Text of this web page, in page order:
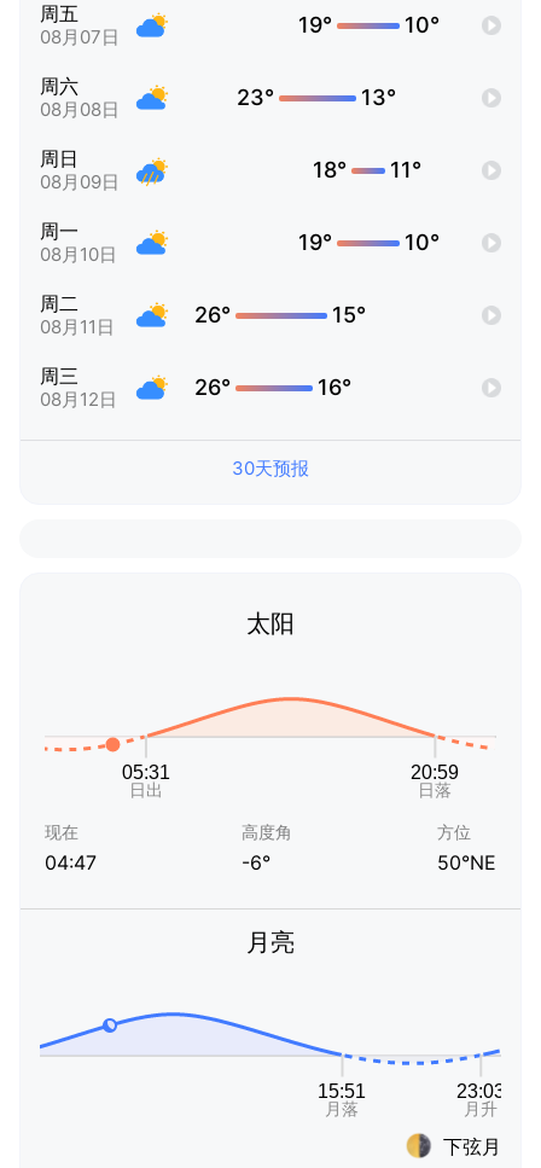
周五
08月07日 19° 10°
周六
08月08日 23° 13°
周日
08月09日 18° 11°
周一
08月10日 19° 10°
周二
08月11日 26° 15°
周三
08月12日 26° 16°
30天预报
太阳
现在
04:47
高度角
-6°
方位
50°NE
月亮
下弦月